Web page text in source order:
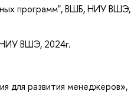
программ", ВШБ, НИУ ВШЭ,
НИУ ВШЭ, 2024г.
для развития менеджеров»,